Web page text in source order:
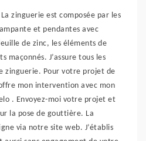
zinguerie est composée par les
et pendantes avec
de zinc, les éléments de
maçonnés. J’assure tous les
zinguerie. Pour votre projet de
mon intervention avec mon
. Envoyez-moi votre projet et
la pose de gouttière. La
via notre site web. J’établis